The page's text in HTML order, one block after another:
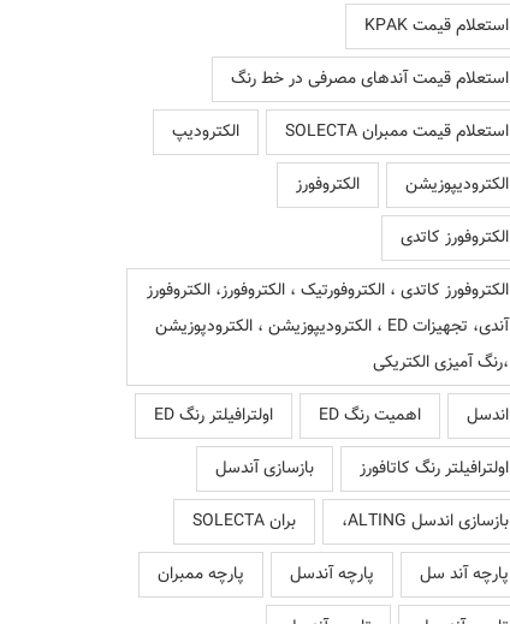
استعلام قیمت KPAK
استعلام قیمت آندهای مصرفی در خط رنگ
استعلام قیمت ممبران SOLECTA
الکترودیپ
الکترودیپوزیشن
الکتروفورز
الکتروفورز کاتدی
الکتروفورز کاتدی ، الکتروفورتیک ، الکتروفورز، الکتروفورز
آندی، تجهیزات ED ، الکترودیپوزیشن ، الکترودپوزیشن
،رنگ آمیزی الکتریکی
اندسل
اهمیت رنگ ED
اولترافیلتر رنگ ED
اولترافیلتر رنگ کاتافورز
بازسازی آندسل
بازسازی اندسل ALTING،
بران SOLECTA
پارچه آند سل
پارچه آندسل
پارچه ممبران